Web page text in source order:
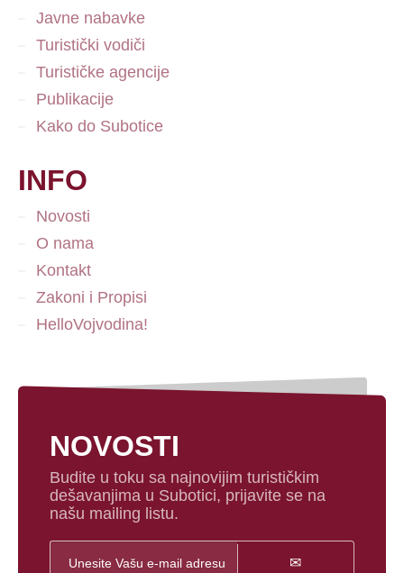
Javne nabavke
Turistički vodiči
Turističke agencije
Publikacije
Kako do Subotice
INFO
Novosti
O nama
Kontakt
Zakoni i Propisi
HelloVojvodina!
NOVOSTI
Budite u toku sa najnovijim turističkim
dešavanjima u Subotici, prijavite se na
našu mailing listu.